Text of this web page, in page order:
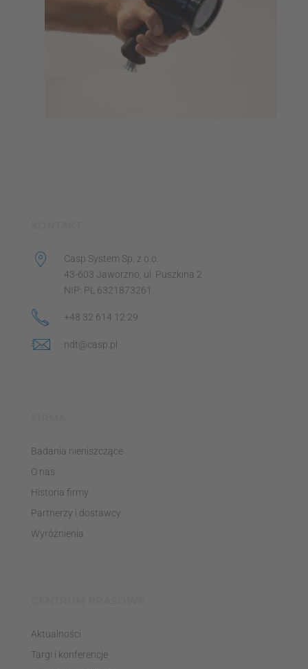
Casp System Sp. z o.o.
43-603 Jaworzno, ul. Puszkina 2
NIP: PL 6321873261
+48 32 614 12 29
ndt@casp.pl
Badania nieniszczące
O nas
Historia firmy
Partnerzy i dostawcy
Wyróżnienia
Aktualności
Targi i konferencje